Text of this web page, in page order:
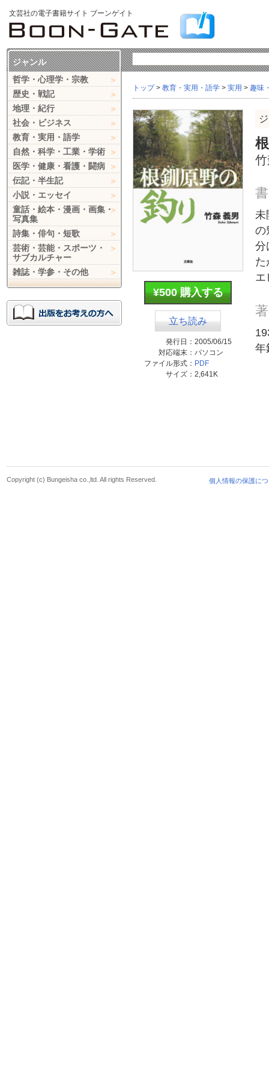
文芸社の電子書籍サイト ブーンゲイト
トップ> 教育・実用・語学 > 実用 > 趣味
¥500 購入する
立ち読み
発行日： 2005/06/15
対応端末： パソコン
ファイル形式： PDF
サイズ： 2,641K
未
の
分
た
エ
年
ジャンル
哲学・心理学・宗教
歴史・戦記
地理・紀行
社会・ビジネス
教育・実用・語学
自然・科学・工業・学術
医学・健康・看護・闘病
伝記・半生記
小説・エッセイ
童話・絵本・漫画・画集・
写真集
詩集・俳句・短歌
芸術・芸能・スポーツ・
サブカルチャー
雑誌・学参・その他
個人情報の保護に
Copyright (c) Bungeisha co.,ltd. All rights Reserved.